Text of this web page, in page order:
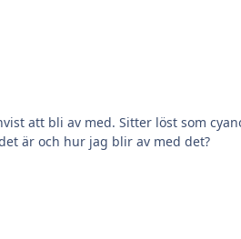
är och hur jag blir av med det?